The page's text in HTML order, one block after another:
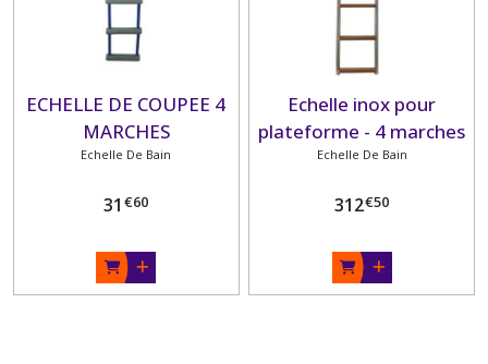
ECHELLE DE COUPEE 4
MARCHES
Echelle De Bain
31 €60
Echelle inox pour
plateforme - 4 marches
en bois
Echelle De Bain
312€50